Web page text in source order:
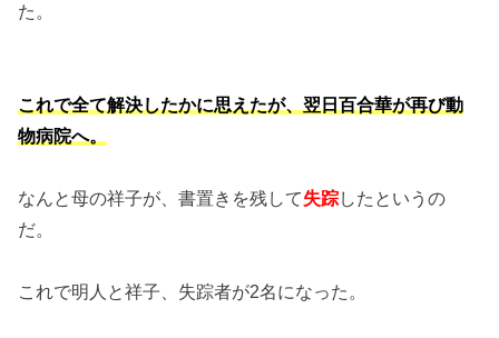
た。
これで全て解決したかに思えたが、翌日百合華が再び動
物病院へ。
なんと母の祥子が、書置きを残して失踪したというの
だ。
これで明人と祥子、失踪者が2名になった。